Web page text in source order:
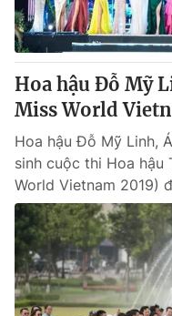
® Cấm sao chép dưới
thuận bằng văn bản. Ghi
thông tin từ website này.
Hoa hậu Đỗ Mỹ
Miss World
Hoa hậu Đỗ Mỹ Linh,
sinh cuộc thi Hoa hậu
World Vietnam 2019)